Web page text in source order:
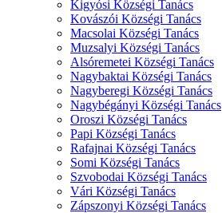
Kigyósi Községi Tanács
Kovászói Községi Tanács
Macsolai Községi Tanács
Muzsalyi Községi Tanács
Alsóremetei Községi Tanács
Nagybaktai Községi Tanács
Nagyberegi Községi Tanács
Nagybégányi Községi Tanács
Oroszi Községi Tanács
Papi Községi Tanács
Rafajnai Községi Tanács
Somi Községi Tanács
Szvobodai Községi Tanács
Vári Községi Tanács
Zápszonyi Községi Tanács